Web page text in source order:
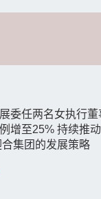
委任两名女执行董
增至25% 持续推
集团的发展策略